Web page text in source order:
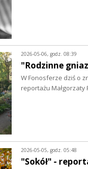
2026-05-06, godz. 08:39
"Rodzinne
W Fonosferze dziś o
reportażu
2026-05-05, godz. 05:48
"Sokół" -